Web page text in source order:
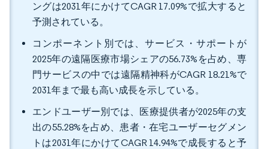
ングは2031年にかけてCAGR 17.09%で拡大すると
予測されている。
コンポーネント別では、サービス・サポートが
2025年の遠隔医療市場シェアの56.73%を占め、専
門サービスの中では遠隔精神科がCAGR 18.21%で
2031年まで最も高い成長を示している。
エンドユーザー別では、医療提供者が2025年の支
出の55.28%を占め、患者・在宅ユーザーセグメン
トは2031年にかけてCAGR 14.94%で成長すると予